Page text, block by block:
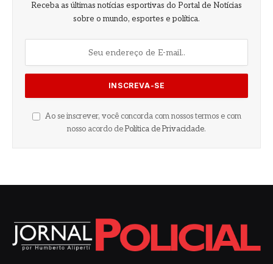
Receba as últimas notícias esportivas do Portal de Notícias
sobre o mundo, esportes e política.
Ao se inscrever, você concorda com nossos termos e com
nosso acordo de Política de Privacidade.